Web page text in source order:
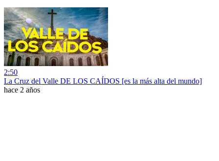
2:50
La Cruz del Valle DE LOS CAÍDOS [es la más alta del mundo]
hace 2 años